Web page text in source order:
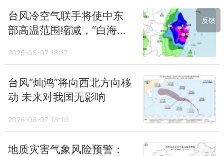
台风冷空气联手将使中东
部高温范围缩减，“白海
周末开启
2026-08-07 18:17
台风“灿鸿”将向西北方向移
动 未来对我国无影响
2026-08-07 18:10
地质灾害气象风险预警：
反馈